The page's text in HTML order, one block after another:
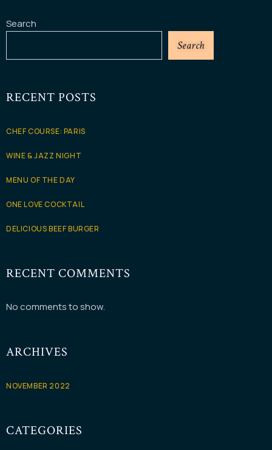
Search
Search
RECENT POSTS
CHEF COURSE: PARIS
WINE & JAZZ NIGHT
MENU OF THE DAY
ONE LOVE COCKTAIL
DELICIOUS BEEF BURGER
RECENT COMMENTS
No comments to show.
ARCHIVES
NOVEMBER 2022
CATEGORIES